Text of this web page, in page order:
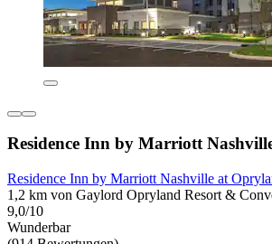
Residence Inn by Marriott
Residence Inn by Marriott Nashville at
1,2 km von Gaylord Opryland Resort &
9,0/10
Wunderbar